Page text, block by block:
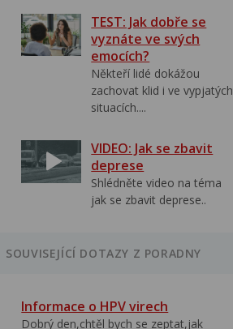
TEST: Jak dobře se
vyznáte ve svých
emocích?
Někteří lidé dokážou
zachovat klid i ve vypjatých
situacích....
VIDEO: Jak se zbavit
deprese
Shlédněte video na téma
jak se zbavit deprese..
SOUVISEJÍCÍ DOTAZY Z PORADNY
Informace o HPV virech
Dobrý den,chtěl bych se zeptat,jak